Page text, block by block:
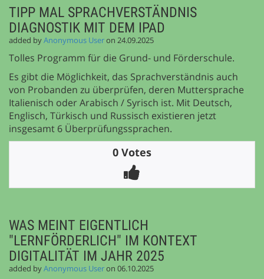
TIPP MAL SPRACHVERSTÄNDNIS
DIAGNOSTIK MIT DEM IPAD
added byAnonymous Useron 24.09.2025
Tolles Programm für die Grund- und Förderschule.
Es gibt die Möglichkeit, das Sprachverständnis auch
von Probanden zu überprüfen, deren Muttersprache
Italienisch oder Arabisch / Syrisch ist. Mit Deutsch,
Englisch, Türkisch und Russisch existieren jetzt
insgesamt 6 Überprüfungssprachen.
0 Votes
WAS MEINT EIGENTLICH
"LERNFÖRDERLICH" IM KONTEXT
DIGITALITÄT IM JAHR 2025
added byAnonymous Useron 06.10.2025